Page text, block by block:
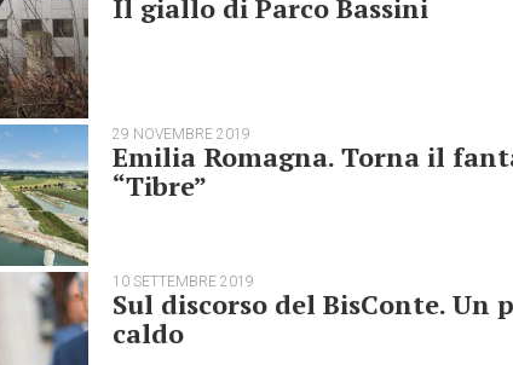
Il giallo di Parco Bassini
29 NOVEMBRE 2019
Emilia Romagna. Torna il
“Tibre”
10 SETTEMBRE 2019
Sul discorso del BisConte. Un
caldo